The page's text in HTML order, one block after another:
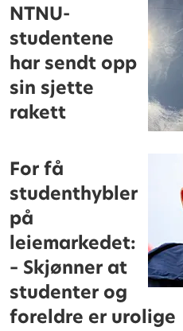
NTNU-
studentene
har sendt opp
sin sjette
rakett
For få
studenthybler
på
leiemarkedet:
– Skjønner at
studenter og
foreldre er urolige